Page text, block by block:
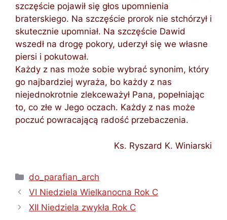
szczęście pojawił się głos upomnienia
braterskiego. Na szczęście prorok nie stchórzył i
skutecznie upomniał. Na szczęście Dawid
wszedł na drogę pokory, uderzył się we własne
piersi i pokutował.
Każdy z nas może sobie wybrać synonim, który
go najbardziej wyraża, bo każdy z nas
niejednokrotnie zlekceważył Pana, popełniając
to, co złe w Jego oczach. Każdy z nas może
poczuć powracającą radość przebaczenia.
Ks. Ryszard K. Winiarski
Kategorie
do_parafian_arch
VI Niedziela Wielkanocna Rok C
XII Niedziela zwykła Rok C